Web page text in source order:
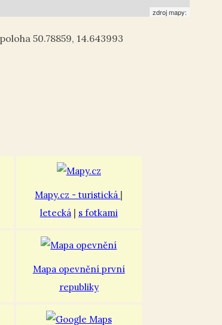
zdroj mapy:
50.78859, 14.643993
Mapy.cz - turistická |
letecká| s fotkami
Mapa opevnění první
republiky